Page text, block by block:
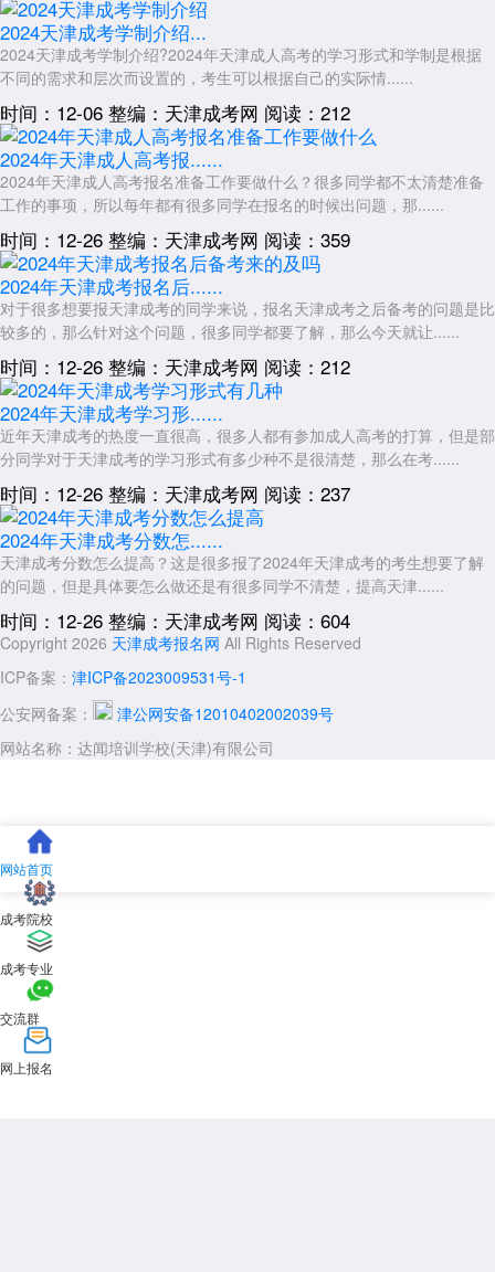
2024天津成考学制介绍...
2024天津成考学制介绍?2024年天津成人高考的学习形式和学制是根据
不同的需求和层次而设置的，考生可以根据自己的实际情......
时间：12-06 整编：天津成考网 阅读：212
2024年天津成人高考报......
2024年天津成人高考报名准备工作要做什么？很多同学都不太清楚准备
工作的事项，所以每年都有很多同学在报名的时候出问题，那......
时间：12-26 整编：天津成考网 阅读：359
2024年天津成考报名后......
对于很多想要报天津成考的同学来说，报名天津成考之后备考的问题是比
较多的，那么针对这个问题，很多同学都要了解，那么今天就让......
时间：12-26 整编：天津成考网 阅读：212
2024年天津成考学习形......
近年天津成考的热度一直很高，很多人都有参加成人高考的打算，但是部
分同学对于天津成考的学习形式有多少种不是很清楚，那么在考......
时间：12-26 整编：天津成考网 阅读：237
2024年天津成考分数怎......
天津成考分数怎么提高？这是很多报了2024年天津成考的考生想要了解
的问题，但是具体要怎么做还是有很多同学不清楚，提高天津......
时间：12-26 整编：天津成考网 阅读：604
Copyright 2026 天津成考报名网 All Rights Reserved
ICP备案： 津ICP备2023009531号-1
公安网备案：
津公网安备12010402002039号
网站名称：达闻培训学校(天津)有限公司
网站首页
成考院校
成考专业
交流群
网上报名